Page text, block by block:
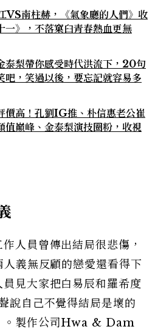
VS南柱赫，《氣象廳的人們》收
一》，不落窠臼青春熱血更無
泰梨帶你感受時代洪流下，20句
吧，笑過以後，要忘記就容易多
價高！孔劉IG推、朴信惠老公崔
值巔峰、金泰梨演技圈粉，收視
人員曾傳出結局很悲傷，
義無反顧的戀愛還看得下
見大家把白易辰和羅希度
說自己不覺得結局是壞的
。製作公司Hwa & Dam